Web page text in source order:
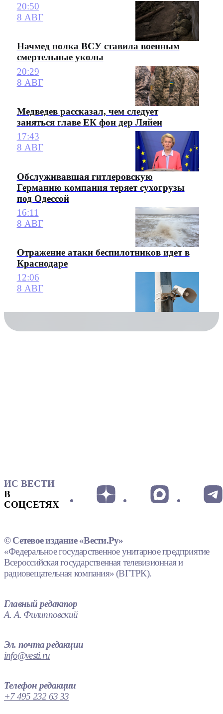
20:50
8 АВГ
Начмед полка ВСУ ставила военным
смертельные уколы
20:29
8 АВГ
Медведев рассказал, чем следует
заняться главе ЕК фон дер Ляйен
17:43
8 АВГ
Обслуживавшая гитлеровскую
Германию компания теряет сухогрузы
под Одессой
16:11
8 АВГ
Отражение атаки беспилотников идет в
Краснодаре
12:06
8 АВГ
ИС ВЕСТИ
В
СОЦСЕТЯХ
© Сетевое издание «Вести.Ру»
«Федеральное государственное унитарное предприятие
Всероссийская государственная телевизионная и
радиовещательная компания» (ВГТРК).
Главный редактор
А. А. Филипповский
Эл. почта редакции
info@vesti.ru
Телефон редакции
+7 495 232 63 33